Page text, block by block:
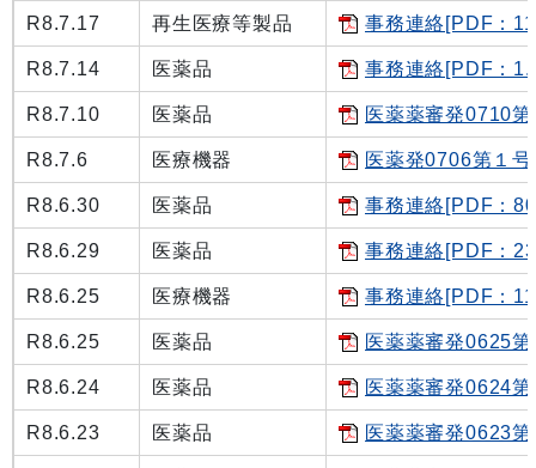
R8.7.17 再生医療等製品 事務連絡[PDF：
R8.7.14 医薬品 事務連絡[PDF：
R8.7.10 医薬品 医薬薬審発0710
R8.7.6 医療機器 医薬発0706第１
R8.6.30 医薬品 事務連絡[PDF：
R8.6.29 医薬品 事務連絡[PDF：
R8.6.25 医療機器 事務連絡[PDF：
R8.6.25 医薬品 医薬薬審発0625
R8.6.24 医薬品 医薬薬審発0624
R8.6.23 医薬品 医薬薬審発0623